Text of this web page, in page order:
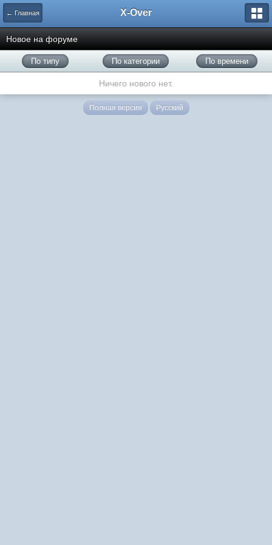
← Главная X-Over
Новое на форуме
По типу По категории По времени
Ничего нового нет.
Полная версия Русский